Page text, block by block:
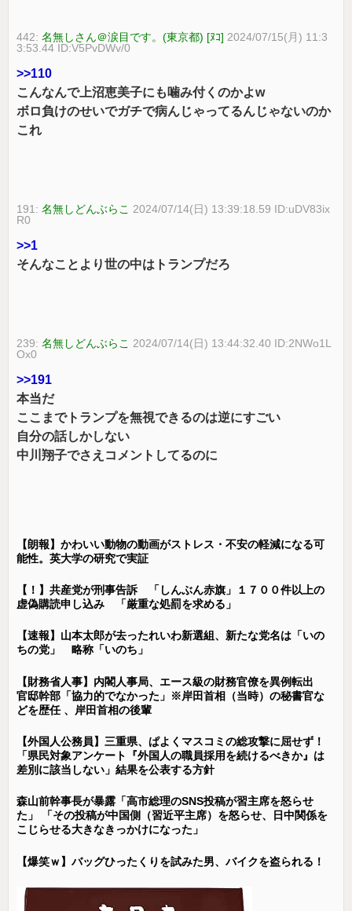
442:名無しさん＠涙目です。(東京都) [ﾇｺ] 2024/07/15(月) 11:3
3:53.44 ID:V5PvDWv/0
>>110
こんなんで上沼恵美子にも噛み付くのかよw
ボロ負けのせいでガチで病んじゃってるんじゃないのか
これ
191:名無しどんぶらこ 2024/07/14(日) 13:39:18.59 ID:uDV83ix
R0
>>1
そんなことより世の中はトランプだろ
239:名無しどんぶらこ 2024/07/14(日) 13:44:32.40 ID:2NWo1L
Ox0
>>191
本当だ
ここまでトランプを無視できるのは逆にすごい
自分の話しかしない
中川翔子でさえコメントしてるのに
【朗報】かわいい動物の動画がストレス・不安の軽減になる可
能性。英大学の研究で実証
【！】共産党が刑事告訴 「しんぶん赤旗」１７００件以上の
虚偽購読申し込み 「厳重な処罰を求める」
【速報】山本太郎が去ったれいわ新選組、新たな党名は「いの
ちの党」 略称「いのち」
【財務省人事】内閣人事局、エース級の財務官僚を異例転出
官邸幹部「協力的でなかった」※岸田首相（当時）の秘書官な
どを歴任 、岸田首相の後輩
【外国人公務員】三重県、ぱよくマスコミの総攻撃に屈せず！
「県民対象アンケート『外国人の職員採用を続けるべきか』は
差別に該当しない」結果を公表する方針
森山前幹事長が暴露「高市総理のSNS投稿が習主席を怒らせ
た」 「その投稿が中国側（習近平主席）を怒らせ、日中関係を
こじらせる大きなきっかけになった」
【爆笑ｗ】バッグひったくりを試みた男、バイクを盗られる！